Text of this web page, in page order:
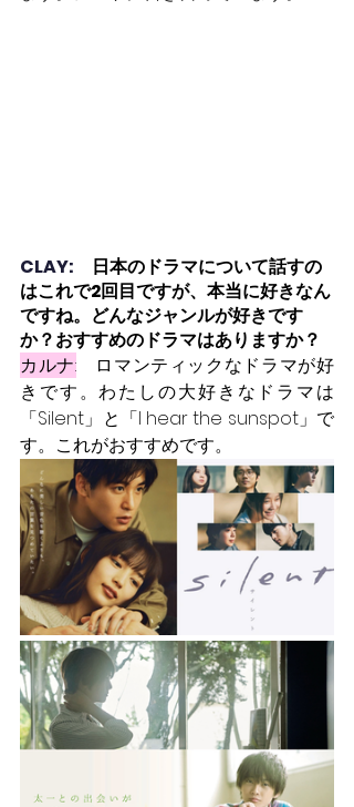
CLAY: 日本のドラマについて話すの
はこれで2回目ですが、本当に好きなん
ですね。どんなジャンルが好きです
か？おすすめのドラマはありますか？
カルナ: ロマンティックなドラマが好
きです。わたしの大好きなドラマは
「Silent」と「I hear the sunspot」で
す。これがおすすめです。